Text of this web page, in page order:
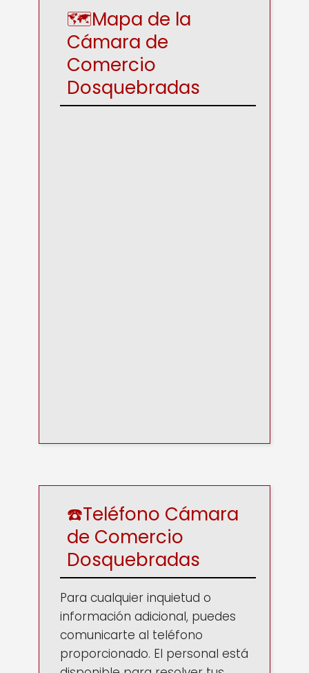
🗺️Mapa de la
Cámara de
Comercio
Dosquebradas
☎️Teléfono Cámara
de Comercio
Dosquebradas
Para cualquier inquietud o
información adicional, puedes
comunicarte al teléfono
proporcionado. El personal está